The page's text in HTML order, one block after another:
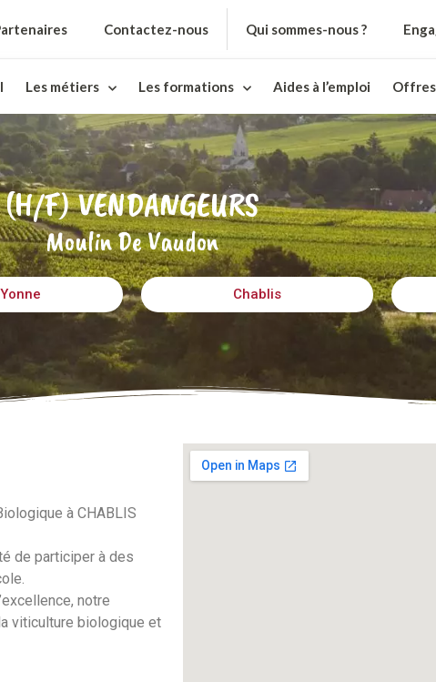
Contactez-nous Qui sommes-nous ?
Les métiers Les formations Aides à l’emploi Offres
(H/F) VENDANGEURS
Moulin De Vaudon
Chablis
à CHABLIS
de participer à des
notre
viticulture biologique et